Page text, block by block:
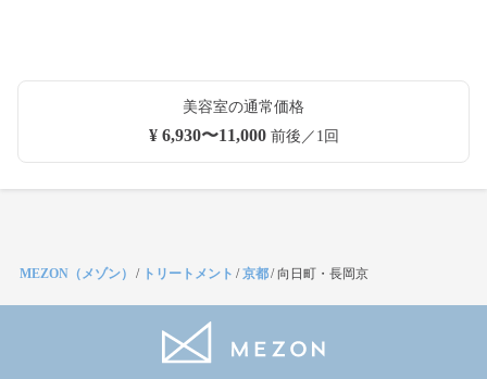
美容室の通常価格
¥ 6,930〜11,000前後／1回
MEZON（メゾン） / トリートメント /京都/向日町・長岡京